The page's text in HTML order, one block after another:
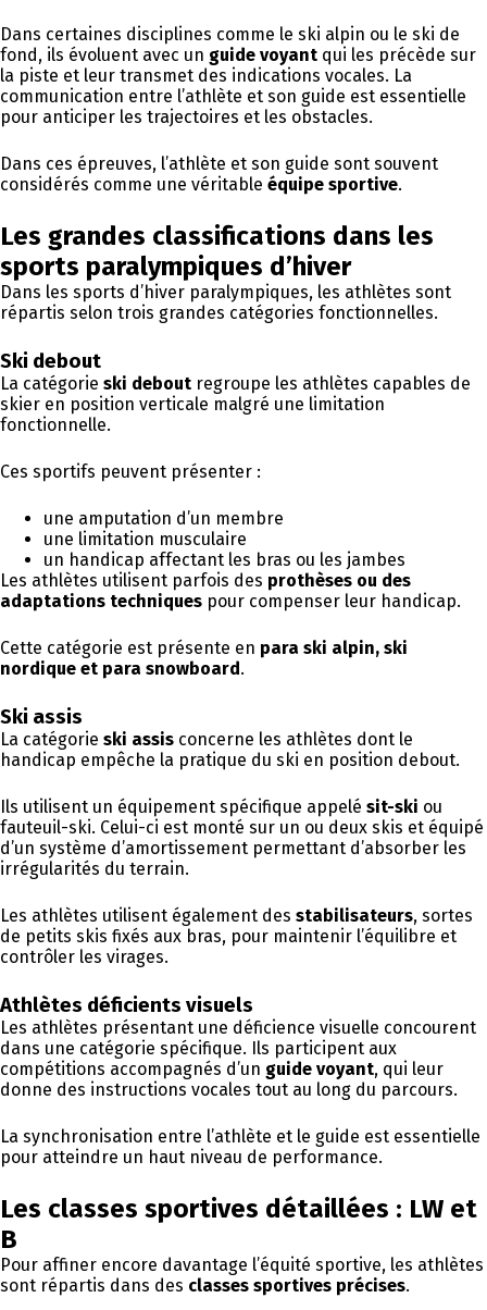
Dans certaines disciplines comme le ski alpin ou le ski de
fond, ils évoluent avec un guide voyant qui les précède sur
la piste et leur transmet des indications vocales. La
communication entre l’athlète et son guide est essentielle
pour anticiper les trajectoires et les obstacles.
Dans ces épreuves, l’athlète et son guide sont souvent
considérés comme une véritable équipe sportive.
Les grandes classifications dans les
sports paralympiques d’hiver
Dans les sports d’hiver paralympiques, les athlètes sont
répartis selon trois grandes catégories fonctionnelles.
Ski debout
La catégorie ski debout regroupe les athlètes capables de
skier en position verticale malgré une limitation
fonctionnelle.
Ces sportifs peuvent présenter :
une amputation d’un membre
une limitation musculaire
un handicap affectant les bras ou les jambes
Les athlètes utilisent parfois des prothèses ou des
adaptations techniques pour compenser leur handicap.
Cette catégorie est présente en para ski alpin, ski
nordique et para snowboard .
Ski assis
La catégorie ski assis concerne les athlètes dont le
handicap empêche la pratique du ski en position debout.
Ils utilisent un équipement spécifique appelé sit-ski ou
fauteuil-ski. Celui-ci est monté sur un ou deux skis et équipé
d’un système d’amortissement permettant d’absorber les
irrégularités du terrain.
Les athlètes utilisent également des stabilisateurs, sortes
de petits skis fixés aux bras, pour maintenir l’équilibre et
contrôler les virages.
Athlètes déficients visuels
Les athlètes présentant une déficience visuelle concourent
dans une catégorie spécifique. Ils participent aux
compétitions accompagnés d’un guide voyant, qui leur
donne des instructions vocales tout au long du parcours.
La synchronisation entre l’athlète et le guide est essentielle
pour atteindre un haut niveau de performance.
Les classes sportives détaillées : LW et
B
Pour affiner encore davantage l’équité sportive, les athlètes
sont répartis dans des classes sportives précises.